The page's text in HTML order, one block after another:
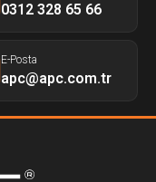
0312 328 65 66
E-Posta
apc@apc.com.tr